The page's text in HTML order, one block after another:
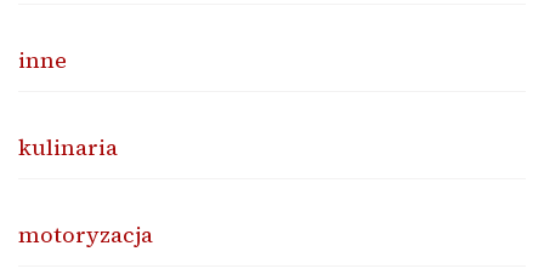
inne
kulinaria
motoryzacja